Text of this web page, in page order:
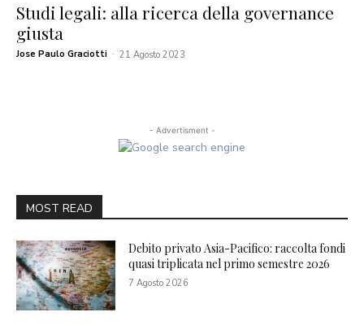
Studi legali: alla ricerca della governance
giusta
Jose Paulo Graciotti - 21 Agosto 2023
- Advertisment -
MOST READ
Debito privato Asia-Pacifico: raccolta fondi
quasi triplicata nel primo semestre 2026
7 Agosto 2026